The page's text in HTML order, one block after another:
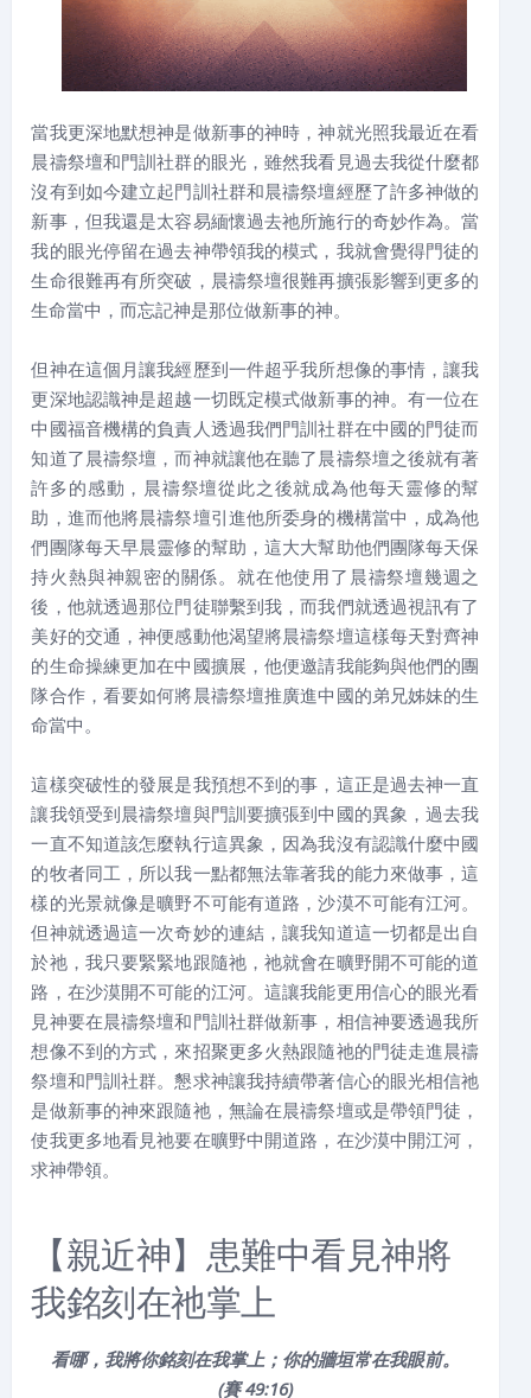
當我更深地默想神是做新事的神時，神就光照我最近在看
晨禱祭壇和門訓社群的眼光，雖然我看見過去我從什麼都
沒有到如今建立起門訓社群和晨禱祭壇經歷了許多神做的
新事，但我還是太容易緬懷過去祂所施行的奇妙作為。當
我的眼光停留在過去神帶領我的模式，我就會覺得門徒的
生命很難再有所突破，晨禱祭壇很難再擴張影響到更多的
生命當中，而忘記神是那位做新事的神。
但神在這個月讓我經歷到一件超乎我所想像的事情，讓我
更深地認識神是超越一切既定模式做新事的神。有一位在
中國福音機構的負責人透過我們門訓社群在中國的門徒而
知道了晨禱祭壇，而神就讓他在聽了晨禱祭壇之後就有著
許多的感動，晨禱祭壇從此之後就成為他每天靈修的幫
助，進而他將晨禱祭壇引進他所委身的機構當中，成為他
們團隊每天早晨靈修的幫助，這大大幫助他們團隊每天保
持火熱與神親密的關係。就在他使用了晨禱祭壇幾週之
後，他就透過那位門徒聯繫到我，而我們就透過視訊有了
美好的交通，神便感動他渴望將晨禱祭壇這樣每天對齊神
的生命操練更加在中國擴展，他便邀請我能夠與他們的團
隊合作，看要如何將晨禱祭壇推廣進中國的弟兄姊妹的生
命當中。
這樣突破性的發展是我預想不到的事，這正是過去神一直
讓我領受到晨禱祭壇與門訓要擴張到中國的異象，過去我
一直不知道該怎麼執行這異象，因為我沒有認識什麼中國
的牧者同工，所以我一點都無法靠著我的能力來做事，這
樣的光景就像是曠野不可能有道路，沙漠不可能有江河。
但神就透過這一次奇妙的連結，讓我知道這一切都是出自
於祂，我只要緊緊地跟隨祂，祂就會在曠野開不可能的道
路，在沙漠開不可能的江河。這讓我能更用信心的眼光看
見神要在晨禱祭壇和門訓社群做新事，相信神要透過我所
想像不到的方式，來招聚更多火熱跟隨祂的門徒走進晨禱
祭壇和門訓社群。懇求神讓我持續帶著信心的眼光相信祂
是做新事的神來跟隨祂，無論在晨禱祭壇或是帶領門徒，
使我更多地看見祂要在曠野中開道路，在沙漠中開江河，
求神帶領。
【親近神】患難中看見神將
我銘刻在祂掌上
看哪，我將你銘刻在我掌上；你的牆垣常在我眼前。
(賽 49:16)